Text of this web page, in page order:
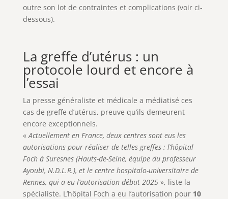
outre son lot de contraintes et complications (voir ci-
dessous).
La greffe d’utérus : un
protocole lourd et encore à
l’essai
La presse généraliste et médicale a médiatisé ces
cas de greffe d’utérus, preuve qu’ils demeurent
encore exceptionnels.
«Actuellement en France, deux centres sont eus les
autorisations pour réaliser de telles greffes : l’hôpital
Foch à Suresnes (Hauts-de-Seine, équipe du professeur
Ayoubi, N.D.L.R.), et le centre hospitalo-universitaire de
Rennes, qui a eu l’autorisation début 2025», liste la
spécialiste. L’hôpital Foch a eu l’autorisation pour 10